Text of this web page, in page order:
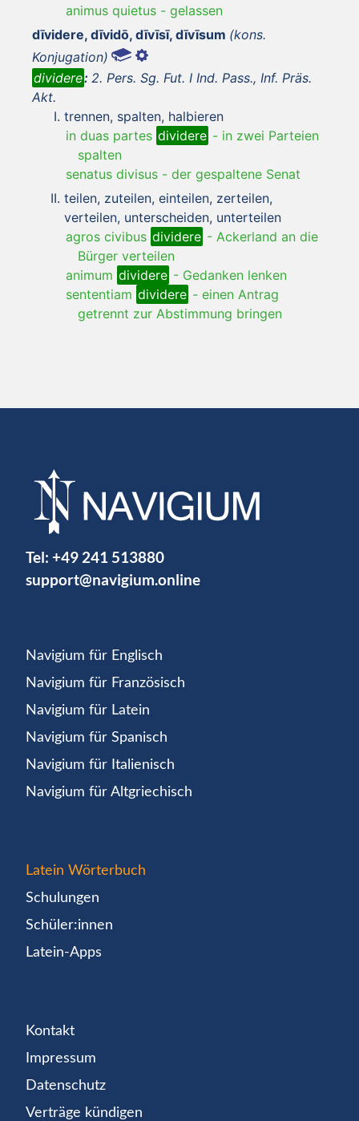
animus quietus - gelassen
dīvidere, dīvidō, dīvīsī, dīvīsum (kons.
Konjugation)
dividere: 2. Pers. Sg. Fut. I Ind. Pass., Inf. Präs.
Akt.
trennen, spalten, halbieren
in duas partes dividere - in zwei Parteien
spalten
senatus divisus - der gespaltene Senat
teilen, zuteilen, einteilen, zerteilen,
verteilen, unterscheiden, unterteilen
agros civibus dividere - Ackerland an die
Bürger verteilen
animum dividere - Gedanken lenken
sententiam dividere - einen Antrag
getrennt zur Abstimmung bringen
Tel: +49 241 513880
support@navigium.online
Navigium für Englisch
Navigium für Französisch
Navigium für Latein
Navigium für Spanisch
Navigium für Italienisch
Navigium für Altgriechisch
Latein Wörterbuch
Schulungen
Schüler:innen
Latein-Apps
Kontakt
Impressum
Datenschutz
Verträge kündigen